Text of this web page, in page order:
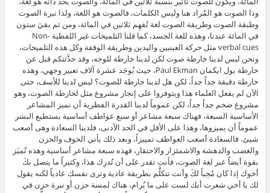
وذا الصوت هو المُراد هنا وليس الكلمات، فالصوت هو اللغة، ولذا نبرة الصوت
وطبقة الصوت وطريقة الصوت لغة تُفهِم ثلاثين في المائة، ومن ثم بقيَ ستون
في المائة عندنا، وهذه للغة الجسد، كما قلنا التلميحات غير اللفظية Non-
verbal cues مثل حركة العينيين واليدين وطريقة الوقفة وكل هذه التلميحات،
ونحن ليس لدينا خارطة صوت لكن لدينا خارطة للوجه، وقد حدَّثتكم قبل عن
خارطة بول ايكمان Paul Ekman، حيث يُوجَد عشرة آلاف تعبير وجهي، وهذه
خارطة دقيقة جداً جداً، لكن هل لدينا خارطة للصوت؟ ليس لدينا للأسف، حتى
الآن لم يفعل العلماء هذا ويتوفروا على إنجاز مشروع مثل لخارطة الصوت، وهو
مشروع ضخم جداً جداً، لكن عموماً لدينا القدرة الفطرية أن نميز المشاعر
الأساسية السبعة، فهناك سبعة مشاعر أو سبع عواطف أساسية يستطيع البشر
عموماً أن يميزوها، وهذا على الأقل في الحد الأدنى، فلدينا السعادة وهى أصعب
شيئ، فالسعادة أصعب العواطف تمييزاً، وبعد ذلك يأتي الخوف والحزن
والغضب والدهشة والاشمئزاز والاحتقار، فهذه سبعة مشاعر أساسية وهذه تُميَز
بقوة أيضاً عبر لغة الصوت، فأنت تقدر على أن تُدرِك هذا، وكثيراً ما يتصل بكَ
أخوك إذا كان مُحِباً لكَ وأنت تتكلَّم بطريقة عادية وترى نفسك عادياً لكنه يقول
لك يا أخي شعرت أنك لست على ما يُرام، هناك لمسة حزن أو نبرة حزن في